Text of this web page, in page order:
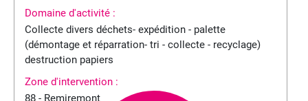
Domaine d'activité :
Collecte divers déchets- expédition - palette
(démontage et réparration- tri - collecte - recyclage)
destruction papiers
Zone d'intervention :
88 - Remiremont